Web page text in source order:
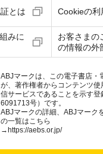
とは Cookieの利
みに
お客さまの
の情報の外
ABJマークは、この電子書店・
が、著作権者からコンテンツ
信サービスであることを示す
6091713号）です。
ABJマークの詳細、ABJマーク
の一覧はこちら
→https://aebs.or.jp/